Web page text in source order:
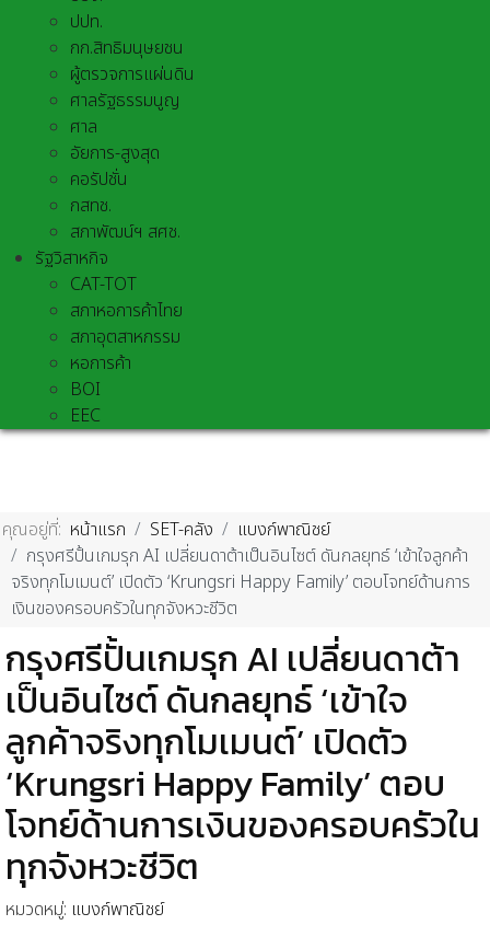
ปปท.
กก.สิทธิมนุษยชน
ผู้ตรวจการแผ่นดิน
ศาลรัฐธรรมนูญ
ศาล
อัยการ-สูงสุด
คอรัปชั่น
กสทช.
สภาพัฒน์ฯ สศช.
รัฐวิสาหกิจ
CAT-TOT
สภาหอการค้าไทย
สภาอุตสาหกรรม
หอการค้า
BOI
EEC
คุณอยู่ที่: หน้าแรก SET-คลัง
แบงก์พาณิชย์
กรุงศรีปั้นเกมรุก AI เปลี่ยนดาต้าเป็นอินไซต์ ดันกลยุทธ์ ‘เข้าใจลูกค้า
จริงทุกโมเมนต์’ เปิดตัว ‘Krungsri Happy Family’ ตอบโจทย์ด้านการ
เงินของครอบครัวในทุกจังหวะชีวิต
กรุงศรีปั้นเกมรุก AI เปลี่ยนดาต้า
เป็นอินไซต์ ดันกลยุทธ์ ‘เข้าใจ
ลูกค้าจริงทุกโมเมนต์’ เปิดตัว
‘Krungsri Happy Family’ ตอบ
โจทย์ด้านการเงินของครอบครัวใน
ทุกจังหวะชีวิต
หมวดหมู่: แบงก์พาณิชย์